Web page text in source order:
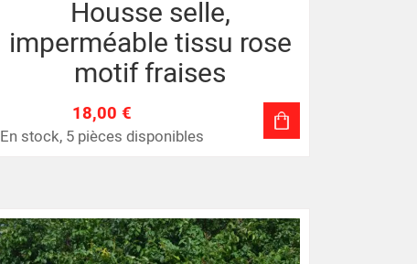
Housse selle,
imperméable tissu rose
motif fraises
18,00 €
En stock, 5 pièces disponibles